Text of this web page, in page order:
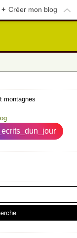
+ Créer mon blog
montagnes